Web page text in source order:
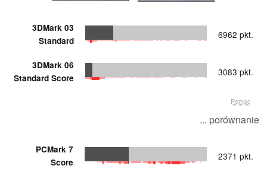
3DMark 03
Standard
6962 pkt.
3DMark 06
Standard Score
3083 pkt.
Pomoc
... porównanie
PCMark 7
Score
2371 pkt.